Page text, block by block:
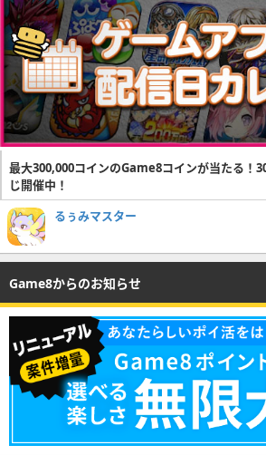
最大300,000コインのGame8コインが当たる！
じ開催中！
るぅみマスター
Game8からのお知らせ